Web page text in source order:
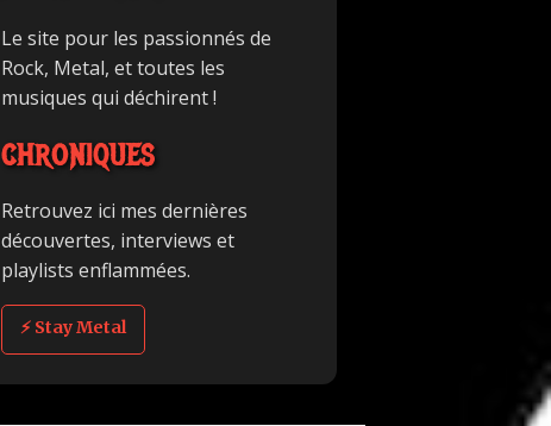
Le site pour les passionnés de
Rock, Metal, et toutes les
musiques qui déchirent !
CHRONIQUES
Retrouvez ici mes dernières
découvertes, interviews et
playlists enflammées.
⚡ Stay Metal